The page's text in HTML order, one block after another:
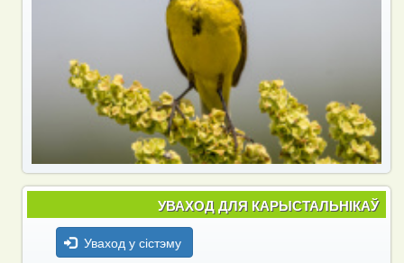
УВАХОД ДЛЯ КАРЫСТАЛЬНІКАЎ
Уваход у сістэму